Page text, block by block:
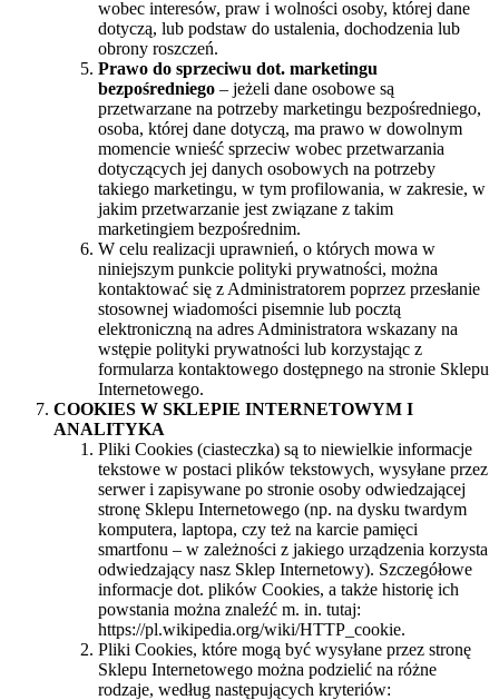
wobec interesów, praw i wolności osoby, której dane
dotyczą, lub podstaw do ustalenia, dochodzenia lub
obrony roszczeń.
Prawo do sprzeciwu dot. marketingu
bezpośredniego – jeżeli dane osobowe są
przetwarzane na potrzeby marketingu bezpośredniego,
osoba, której dane dotyczą, ma prawo w dowolnym
momencie wnieść sprzeciw wobec przetwarzania
dotyczących jej danych osobowych na potrzeby
takiego marketingu, w tym profilowania, w zakresie, w
jakim przetwarzanie jest związane z takim
marketingiem bezpośrednim.
W celu realizacji uprawnień, o których mowa w
niniejszym punkcie polityki prywatności, można
kontaktować się z Administratorem poprzez przesłanie
stosownej wiadomości pisemnie lub pocztą
elektroniczną na adres Administratora wskazany na
wstępie polityki prywatności lub korzystając z
formularza kontaktowego dostępnego na stronie Sklepu
Internetowego.
COOKIES W SKLEPIE INTERNETOWYM I
ANALITYKA
Pliki Cookies (ciasteczka) są to niewielkie informacje
tekstowe w postaci plików tekstowych, wysyłane przez
serwer i zapisywane po stronie osoby odwiedzającej
stronę Sklepu Internetowego (np. na dysku twardym
komputera, laptopa, czy też na karcie pamięci
smartfonu – w zależności z jakiego urządzenia korzysta
odwiedzający nasz Sklep Internetowy). Szczegółowe
informacje dot. plików Cookies, a także historię ich
powstania można znaleźć m. in. tutaj:
https://pl.wikipedia.org/wiki/HTTP_cookie.
Pliki Cookies, które mogą być wysyłane przez stronę
Sklepu Internetowego można podzielić na różne
rodzaje, według następujących kryteriów: